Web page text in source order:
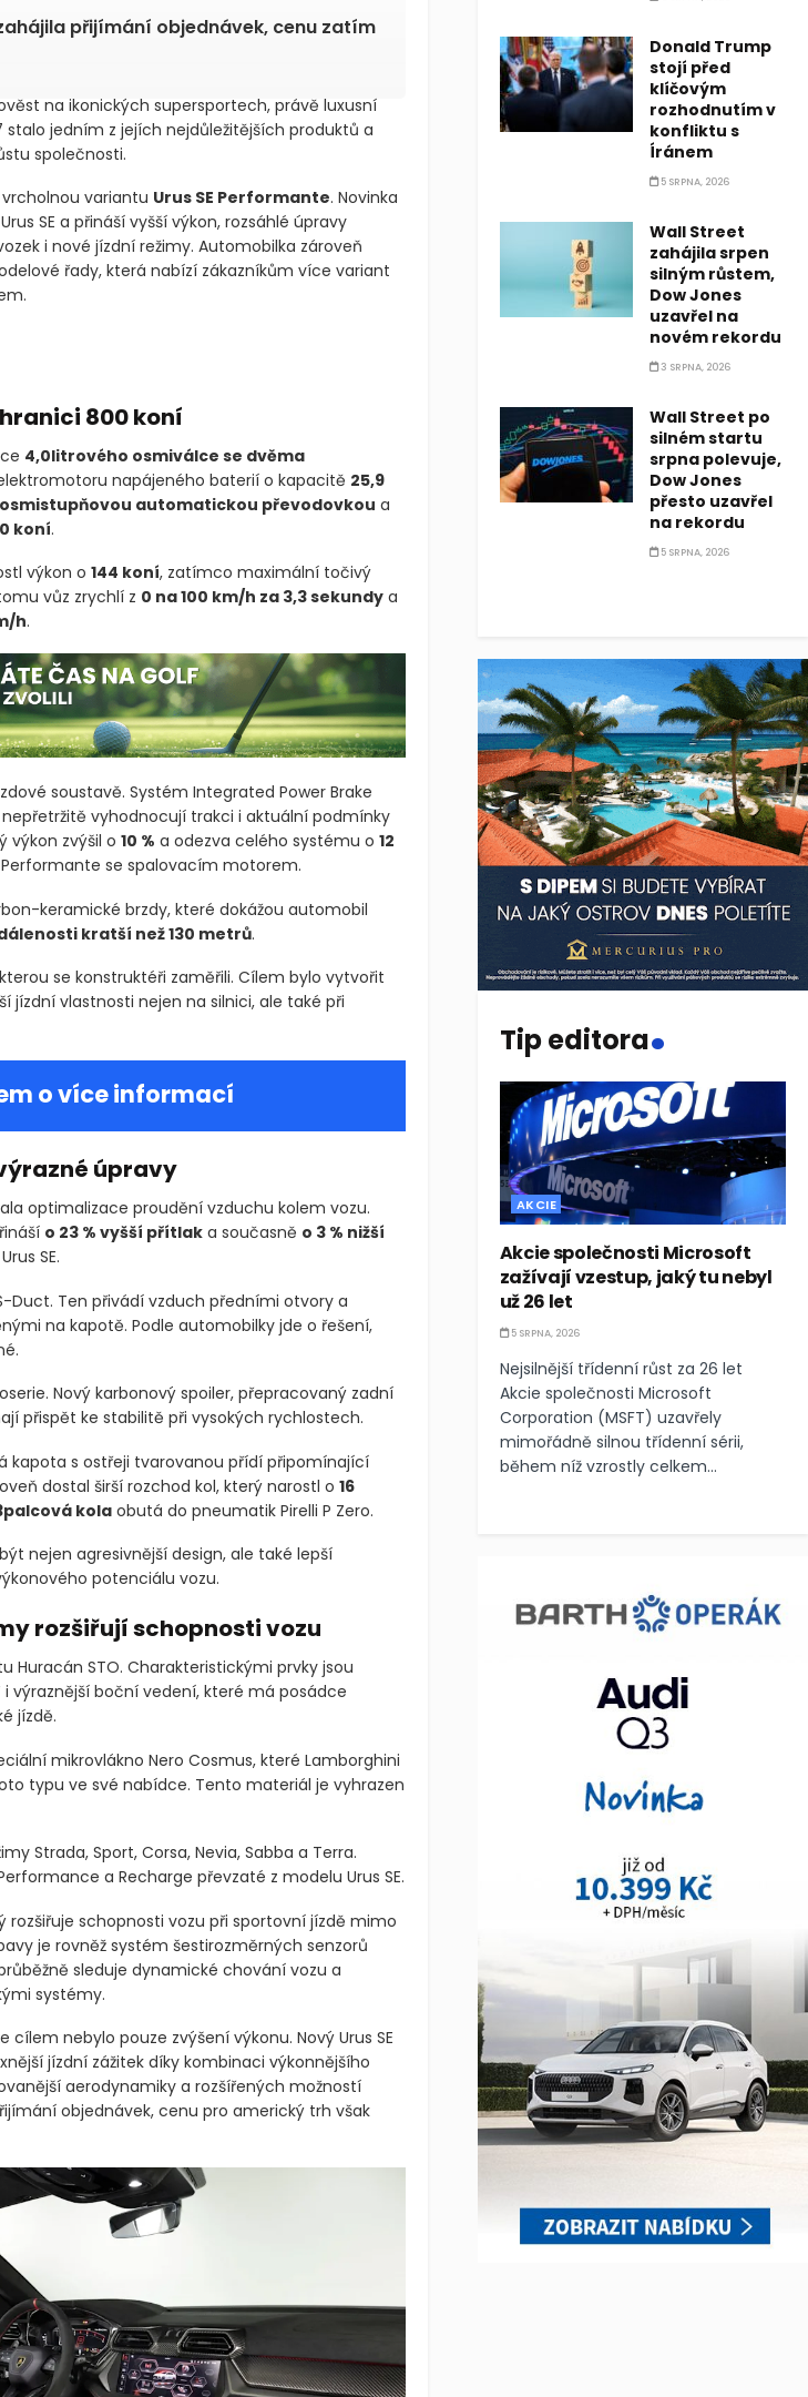
přijímání objednávek, cenu zatím
na ikonických supersportech, právě luxusní
stalo jedním z jejích nejdůležitějších produktů a
společnosti.
variantu Urus SE Performante. Novinka
SE a přináší vyšší výkon, rozsáhlé úpravy
i nové jízdní režimy. Automobilka zároveň
řady, která nabízí zákazníkům více variant
800 koní
4,0litrového osmiválce se dvěma
napájeného baterií o kapacitě 25,9
osmistupňovou automatickou převodovkou a
koní.
výkon o 144 koní, zatímco maximální točivý
vůz zrychlí z 0 na 100 km/h za 3,3 sekundya
h.
soustavě. Systém Integrated Power Brake
vyhodnocují trakci i aktuální podmínky
výkon zvýšil o 10 % a odezva celého systému o 12
se spalovacím motorem.
keramické brzdy, které dokážou automobil
kratší než 130 metrů.
se konstruktéři zaměřili. Cílem bylo vytvořit
jízdní vlastnosti nejen na silnici, ale také při
o více informací
úpravy
optimalizace proudění vzduchu kolem vozu.
o 23 % vyšší přítlaka současně o 3 % nižší
SE.
Duct. Ten přivádí vzduch předními otvory a
na kapotě. Podle automobilky jde o řešení,
Nový karbonový spoiler, přepracovaný zadní
přispět ke stabilitě při vysokých rychlostech.
kapota s ostřeji tvarovanou přídí připomínající
dostal širší rozchod kol, který narostl o 16
kolaobutá do pneumatik Pirelli P Zero.
nejen agresivnější design, ale také lepší
potenciálu vozu.
rozšiřují schopnosti vozu
Huracán STO. Charakteristickými prvky jsou
výraznější boční vedení, které má posádce
jízdě.
mikrovlákno Nero Cosmus, které Lamborghini
typu ve své nabídce. Tento materiál je vyhrazen
Strada, Sport, Corsa, Nevia, Sabba a Terra.
a Recharge převzaté z modelu Urus SE.
rozšiřuje schopnosti vozu při sportovní jízdě mimo
je rovněž systém šestirozměrných senzorů
sleduje dynamické chování vozu a
systémy.
cílem nebylo pouze zvýšení výkonu. Nový Urus SE
jízdní zážitek díky kombinaci výkonnějšího
aerodynamiky a rozšířených možností
objednávek, cenu pro americký trh však
Donald Trump
stojí před
klíčovým
rozhodnutím v
konfliktu s
Íránem
5 SRPNA, 2026
Wall Street
zahájila srpen
silným růstem,
Dow Jones
uzavřel na
novém rekordu
3 SRPNA, 2026
Wall Street po
silném startu
srpna polevuje,
Dow Jones
přesto uzavřel
na rekordu
5 SRPNA, 2026
Tip editora.
AKCIE
Akcie společnosti Microsoft
zažívají vzestup, jaký tu nebyl
už 26 let
5 SRPNA, 2026
Nejsilnější třídenní růst za 26 let
Akcie společnosti Microsoft
Corporation (MSFT) uzavřely
mimořádně silnou třídenní sérii,
během níž vzrostly celkem...